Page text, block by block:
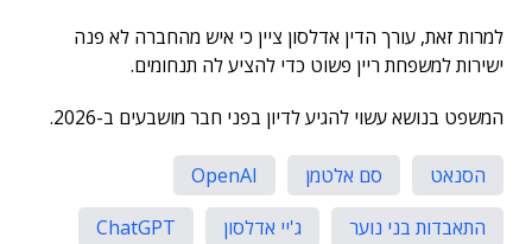
למרות זאת, עורך הדין אדלסון ציין כי איש מהחברה לא פנה
ישירות למשפחת ריין פשוט כדי להציע לה תנחומים.
המשפט בנושא עשוי להגיע לדיון בפני חבר מושבעים ב-2026.
הסנאט סם אלטמן
OpenAI
התאבדות בני נוער
ג'יי אדלסון
ChatGPT